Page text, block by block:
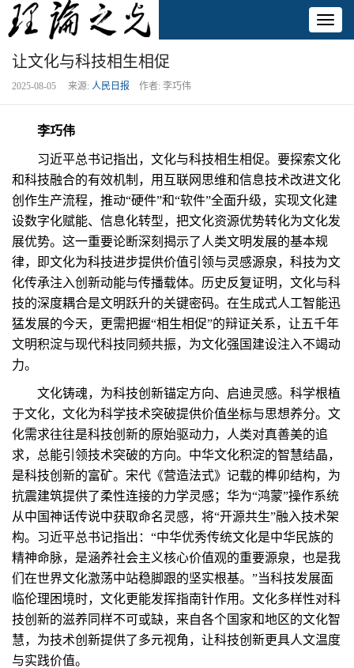
让文化与科技相生相促
2025-08-05 来源: 人民日报 作者: 李巧伟
李巧伟
习近平总书记指出，文化与科技相生相促。要探索文化
和科技融合的有效机制，用互联网思维和信息技术改进文化
创作生产流程，推动“硬件”和“软件”全面升级，实现文化建
设数字化赋能、信息化转型，把文化资源优势转化为文化发
展优势。这一重要论断深刻揭示了人类文明发展的基本规
律，即文化为科技进步提供价值引领与灵感源泉，科技为文
化传承注入创新动能与传播载体。历史反复证明，文化与科
技的深度耦合是文明跃升的关键密码。在生成式人工智能迅
猛发展的今天，更需把握“相生相促”的辩证关系，让五千年
文明积淀与现代科技同频共振，为文化强国建设注入不竭动
力。
文化铸魂，为科技创新锚定方向、启迪灵感。科学根植
于文化，文化为科学技术突破提供价值坐标与思想养分。文
化需求往往是科技创新的原始驱动力，人类对真善美的追
求，总能引领技术突破的方向。中华文化积淀的智慧结晶，
是科技创新的富矿。宋代《营造法式》记载的榫卯结构，为
抗震建筑提供了柔性连接的力学灵感；华为“鸿蒙”操作系统
从中国神话传说中获取命名灵感，将“开源共生”融入技术架
构。习近平总书记指出：“中华优秀传统文化是中华民族的
精神命脉，是涵养社会主义核心价值观的重要源泉，也是我
们在世界文化激荡中站稳脚跟的坚实根基。”当科技发展面
临伦理困境时，文化更能发挥指南针作用。文化多样性对科
技创新的滋养同样不可或缺，来自各个国家和地区的文化智
慧，为技术创新提供了多元视角，让科技创新更具人文温度
与实践价值。